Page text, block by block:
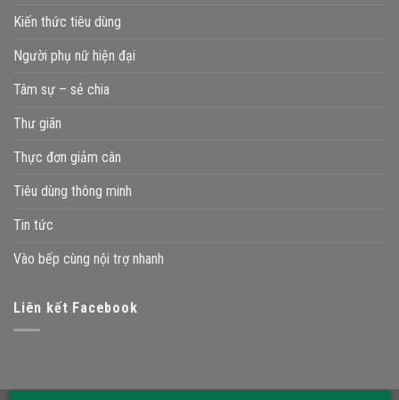
Kiến thức tiêu dùng
Người phụ nữ hiện đại
Tâm sự – sẻ chia
Thư giãn
Thực đơn giảm cân
Tiêu dùng thông minh
Tin tức
Vào bếp cùng nội trợ nhanh
Liên kết Facebook